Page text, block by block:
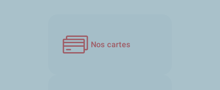
Nos cartes